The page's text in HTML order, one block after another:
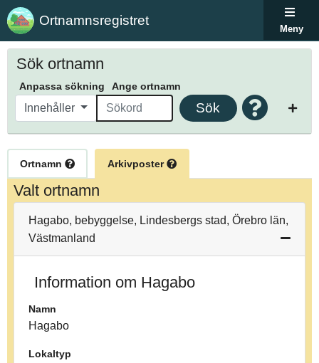
Ortnamnsregistret
Meny
Sök ortnamn
Anpassa sökning Ange ortnamn
Innehåller Sök
Ortnamn Arkivposter
Valt ortnamn
Hagabo, bebyggelse, Lindesbergs stad, Örebro län,
Västmanland
Information om Hagabo
Namn
Hagabo
Lokaltyp